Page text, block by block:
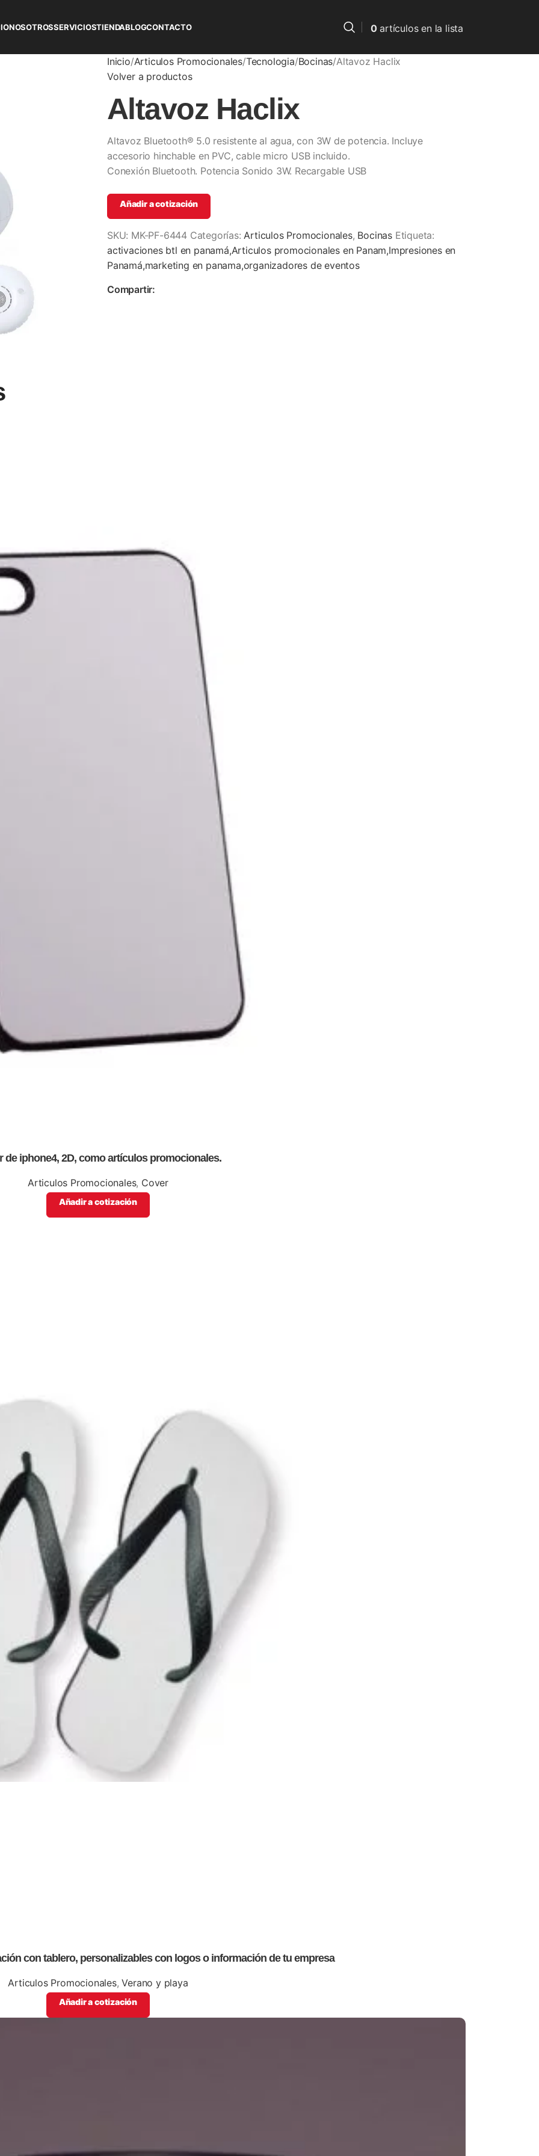
NOSOTROSSERVICIOSTIENDABLOGCONTACTO 0artículosen la lista
Inicio Articulos Promocionales Tecnologia Bocinas Altavoz Haclix
Volver a productos
Altavoz Haclix
Altavoz Bluetooth® 5.0 resistente al agua, con 3W de potencia. Incluye
accesorio hinchable en PVC, cable micro USB incluido.
Conexión Bluetooth. Potencia Sonido 3W. Recargable USB
Añadir a cotización
SKU: MK-PF-6444 Categorías: Articulos Promocionales, Bocinas Etiqueta:
activaciones btl en panamá,Articulos promocionales en Panam,Impresiones en
Panamá,marketing en panama,organizadores de eventos
Compartir:
de iphone4, 2D, como artículos promocionales.
Articulos Promocionales, Cover
Añadir a cotización
con tablero, personalizables con logos o información de tu empresa
Articulos Promocionales,Verano y playa
Añadir a cotización